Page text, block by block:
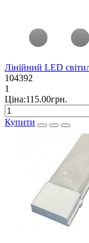
Лінійний LED
104392
1
Ціна:115.00грн.
Купити